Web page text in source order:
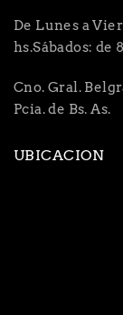
De Lunes a
hs.Sábados: de
Cno. Gral.
Pcia. de Bs. As.
UBICACION